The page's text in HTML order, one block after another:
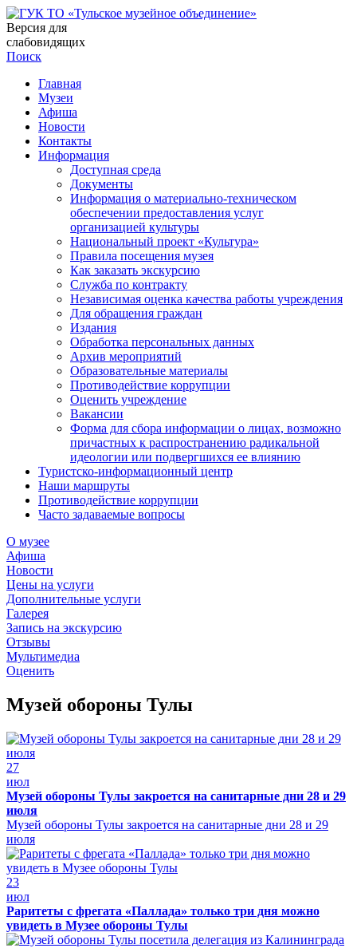
Версия для
слабовидящих
Поиск
Главная
Музеи
Афиша
Новости
Контакты
Информация
Доступная среда
Документы
Информация о материально-техническом
обеспечении предоставления услуг
организацией культуры
Национальный проект «Культура»
Правила посещения музея
Как заказать экскурсию
Служба по контракту
Независимая оценка качества работы учреждения
Для обращения граждан
Издания
Обработка персональных данных
Архив мероприятий
Образовательные материалы
Противодействие коррупции
Оценить учреждение
Вакансии
Форма для сбора информации о лицах, возможно
причастных к распространению радикальной
идеологии или подвергшихся ее влиянию
Туристско-информационный центр
Наши маршруты
Противодействие коррупции
Часто задаваемые вопросы
О музее
Афиша
Новости
Цены на услуги
Дополнительные услуги
Галерея
Запись на экскурсию
Отзывы
Мультимедиа
Оценить
Музей обороны Тулы
27
июл
Музей обороны Тулы закроется на санитарные дни 28 и 29
июля
Музей обороны Тулы закроется на санитарные дни 28 и 29
июля
23
июл
Раритеты с фрегата «Паллада» только три дня можно
увидеть в Музее обороны Тулы